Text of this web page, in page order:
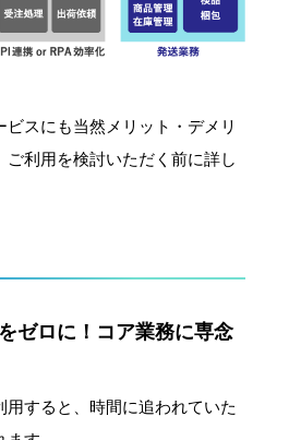
スにも当然メリット・デメリ
ご利用を検討いただく前に詳し
ゼロに！コア業務に専念
用すると、時間に追われていた